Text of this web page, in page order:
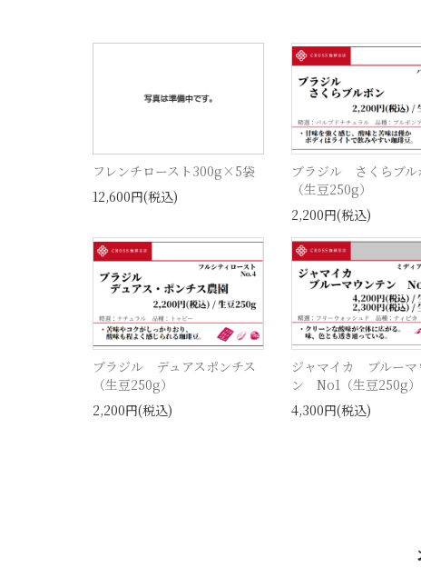
フレンチロースト300g×5袋
12,600円(税込)
ブラジル さくらブル
（生豆250g）
2,200円(税込)
ブラジル デュアスポンチス
（生豆250g）
2,200円(税込)
ジャマイカ ブルーマ
ン No1（生豆250g）
4,300円(税込)